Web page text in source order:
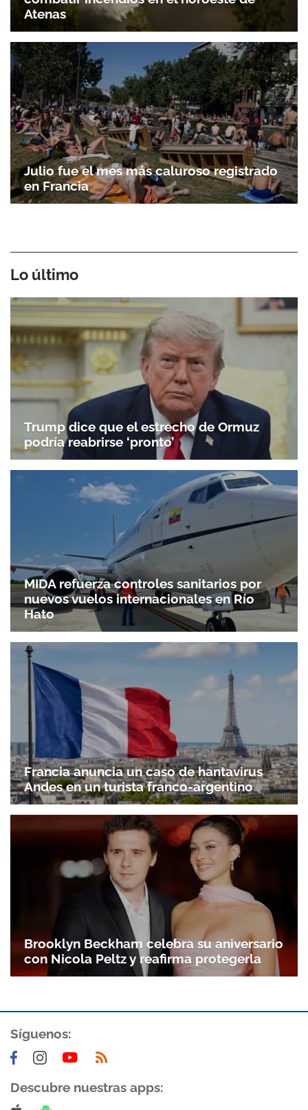
Atenas
Julio fue el mes más caluroso registrado
en Francia
Lo último
Trump dice que el estrecho de Ormuz
podría reabrirse ‘pronto’
MIDA refuerza controles sanitarios por
nuevos vuelos internacionales en Río
Hato
Francia anuncia un caso de hantavirus
Andes en un turista franco-argentino
Brooklyn Beckham celebra su aniversario
con Nicola Peltz y reafirma protegerla
Síguenos:
Descubre nuestras apps: